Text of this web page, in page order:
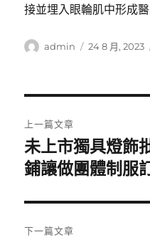
接並埋入眼輪肌中形成
作
admin
發
24 8 月, 2023
章
導
覽
上一篇文章
上
一
文
章:
未上市獨具燈飾
鋪讓做團體制服
下一篇文章